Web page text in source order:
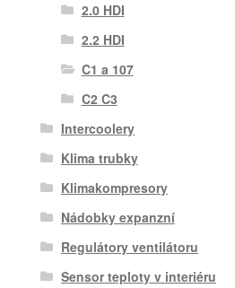
2.0 HDI
2.2 HDI
C1 a 107
C2 C3
Intercoolery
Klima trubky
Klimakompresory
Nádobky expanzní
Regulátory ventilátoru
Sensor teploty v interiéru